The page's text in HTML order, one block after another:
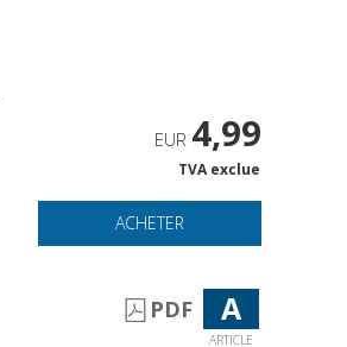
EUR 4,99
TVA exclue
ACHETER
PDF A
ARTICLE